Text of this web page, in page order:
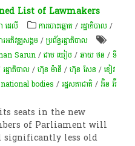
List of Lawmakers
ដេលី ការបោះឆ្នោត /រដ្ឋាភិបាល /
រ​អភិវឌ្ឍ​សង្គម /ប្រព័ន្ធរដ្ឋាភិបាល
Sarun /ជាម យៀប /ឆាយ​ ថន​ /ទី
រដ្ឋាភិបាល /ហ៊ុន​ ម៉ា​នី /ហ៊ុន សែន /ខៀវ
bodies /រដ្ឋសភា​ជាតិ /អ៊ិន អ៊ី
seats in the new
of Parliament will
significantly less old